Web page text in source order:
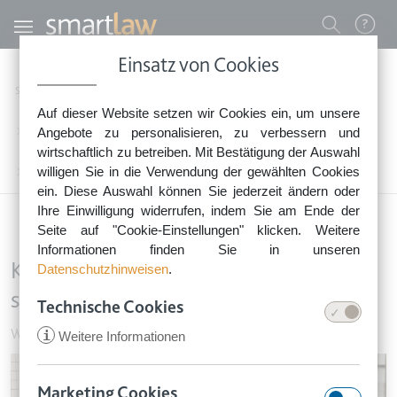
Einsatz von Cookies
Auf dieser Website setzen wir Cookies ein, um unsere
Angebote zu personalisieren, zu verbessern und
wirtschaftlich zu betreiben. Mit Bestätigung der Auswahl
willigen Sie in die Verwendung der gewählten Cookies
ein. Diese Auswahl können Sie jederzeit ändern oder
Ihre Einwilligung widerrufen, indem Sie am Ende der
Seite auf "Cookie-Einstellungen" klicken. Weitere
Informationen finden Sie in unseren
Datenschutzhinweisen.
Technische Cookies
i Weitere Informationen
Direkt zum Inhalt
0800 - 268 4 268 (kostenfrei)
Sie erreichen unser Service-Team:
Montag bis Freitag: 8-18 Uhr
Keine Rechtsberatung.
Benutzermenü
Startseite
Wohnungseigentum & Grundbesitz
Keine Haftung für Sturz über gut sichtbares Hindernis
Keine Haftung für Sturz über gut
sichtbares Hindernis
Wohnungseigentum & Grundbesitz
Image